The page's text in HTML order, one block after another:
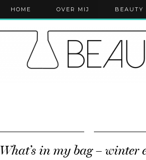
HOME OVER MIJ BEAUTY
What’s in my bag – winter